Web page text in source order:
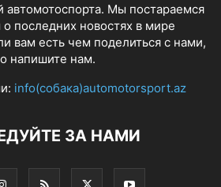
автомотоспорта. Мы постараемся
о последних новостях в мире
вам есть чем поделиться с нами,
напишите нам.
info(собака)automotorsport.az
ЗА НАМИ